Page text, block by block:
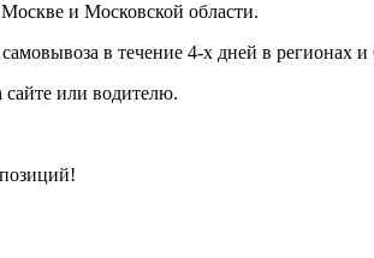
и Московской области.
в течение 4-х дней в
или водителю.